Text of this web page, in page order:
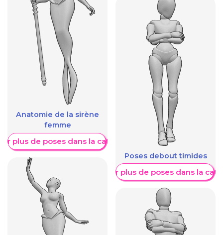
Anatomie de la sirène
femme
plus de poses dans la catégorie
Poses debout timides
Afficher plus de poses dans la